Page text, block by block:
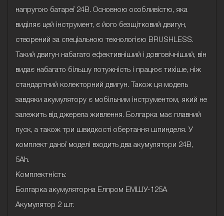
напругою батареї 24В. Основною особливістю, яка
виділяє цей інструмент, є його безщітковий двигун,
створений за спеціальною технологією BRUSHLESS.
Такий двигун набагато ефективніший і довговічніший, він
видає набагато більшу потужність і працює тихіше, ніж
стандартний колекторний двигун. Також ця модель
завдяки акумулятору є мобільним інструментом, який не
залежить від джерела живлення. Болгарка має плавний
пуск, а також три швидкості обертання шпинделя. У
комплект даної моделі входить два акумулятори 24В,
5Ah.
Комплектність:
Болгарка акумуляторна Елпром ЕМШУ-125А
Акумулятор 2 шт.